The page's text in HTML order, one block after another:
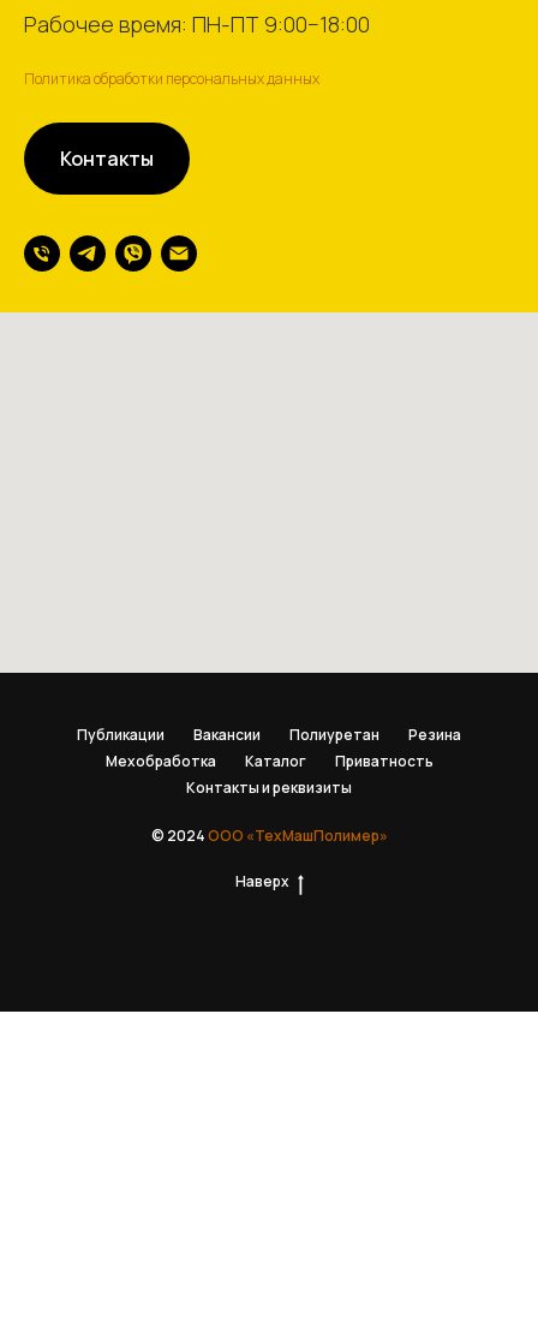
Рабочее время: ПН-ПТ 9:00−18:00
Политика обработки персональных данных
Контакты
Публикации Вакансии Полиуретан
Резина
Мехобработка
Каталог
Приватность
Контакты и реквизиты
© 2024ООО «ТехМашПолимер»
Наверх